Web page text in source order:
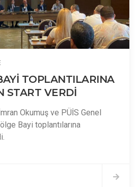
TOPLANTILARINA
START VERDİ
Okumuş ve PÜİS Genel
Bayi toplantılarına